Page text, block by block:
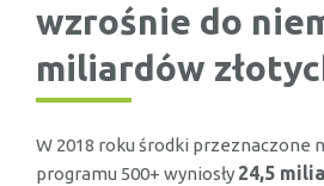
wzrośnie do
miliardów
W 2018 roku środki przeznaczone
programu 500+ wyniosły 24,5